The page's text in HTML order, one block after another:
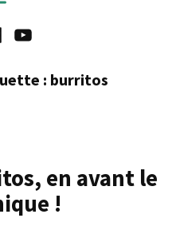
Youtube
: burritos
en avant le
!